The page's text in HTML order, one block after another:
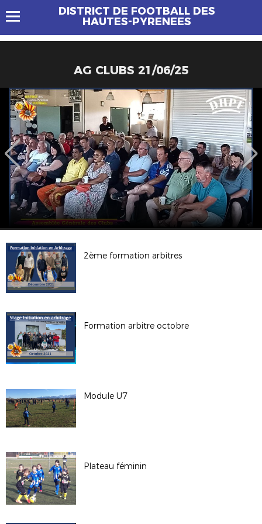
DISTRICT DE FOOTBALL DES
HAUTES-PYRENEES
AG CLUBS 21/06/25
2ème formation arbitres
Formation arbitre octobre
Module U7
Plateau féminin